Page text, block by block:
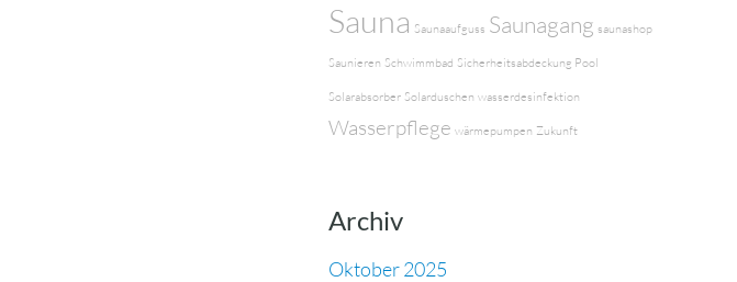
Sauna Saunaaufguss Saunagang saunashop
Saunieren Schwimmbad Sicherheitsabdeckung Pool
Solarabsorber Solarduschen wasserdesinfektion
Wasserpflege wärmepumpen Zukunft
Archiv
Oktober 2025